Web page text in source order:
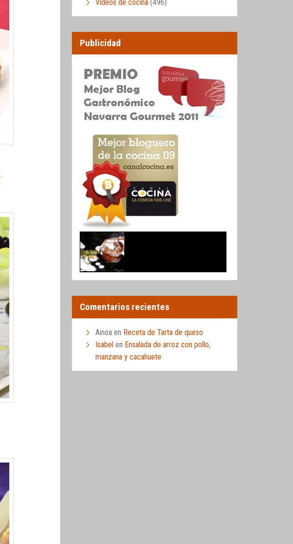
Vídeos de cocina (496)
Publicidad
Comentarios recientes
Ainoa en Receta de Tarta de queso
Isabel en Ensalada de arroz con pollo,
manzana y cacahuete